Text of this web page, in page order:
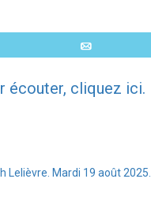
écouter, cliquez ici.
Lelièvre. Mardi 19 août 2025.